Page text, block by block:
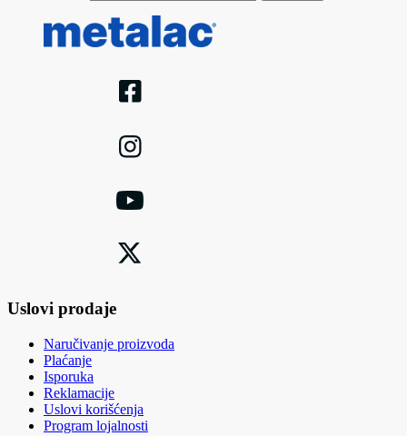
Uslovi prodaje
Naručivanje proizvoda
Plaćanje
Isporuka
Reklamacije
Uslovi korišćenja
Program lojalnosti